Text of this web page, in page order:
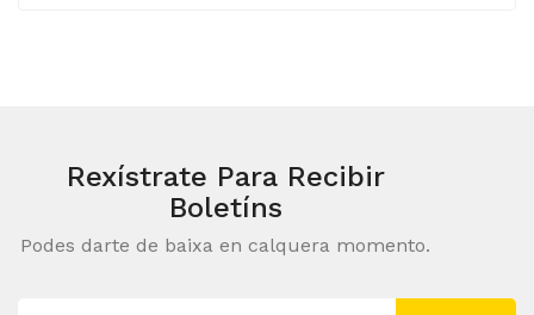
Rexístrate Para Recibir
Boletíns
Podes darte de baixa en calquera momento.